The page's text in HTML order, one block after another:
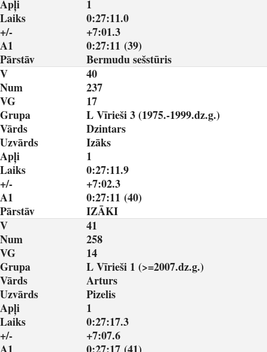
Apļi
1
Laiks
0:27:11.0
+/-
+7:01.3
A1
0:27:11 (39)
Pārstāv
Bermudu sešstūris
V
40
Num
237
VG
17
Grupa
L Vīrieši 3 (1975.-1999.dz.g.)
Vārds
Dzintars
Uzvārds
Izāks
Apļi
1
Laiks
0:27:11.9
+/-
+7:02.3
A1
0:27:11 (40)
Pārstāv
IZĀKI
V
41
Num
258
VG
14
Grupa
L Vīrieši 1 (>=2007.dz.g.)
Vārds
Arturs
Uzvārds
Pizelis
Apļi
1
Laiks
0:27:17.3
+/-
+7:07.6